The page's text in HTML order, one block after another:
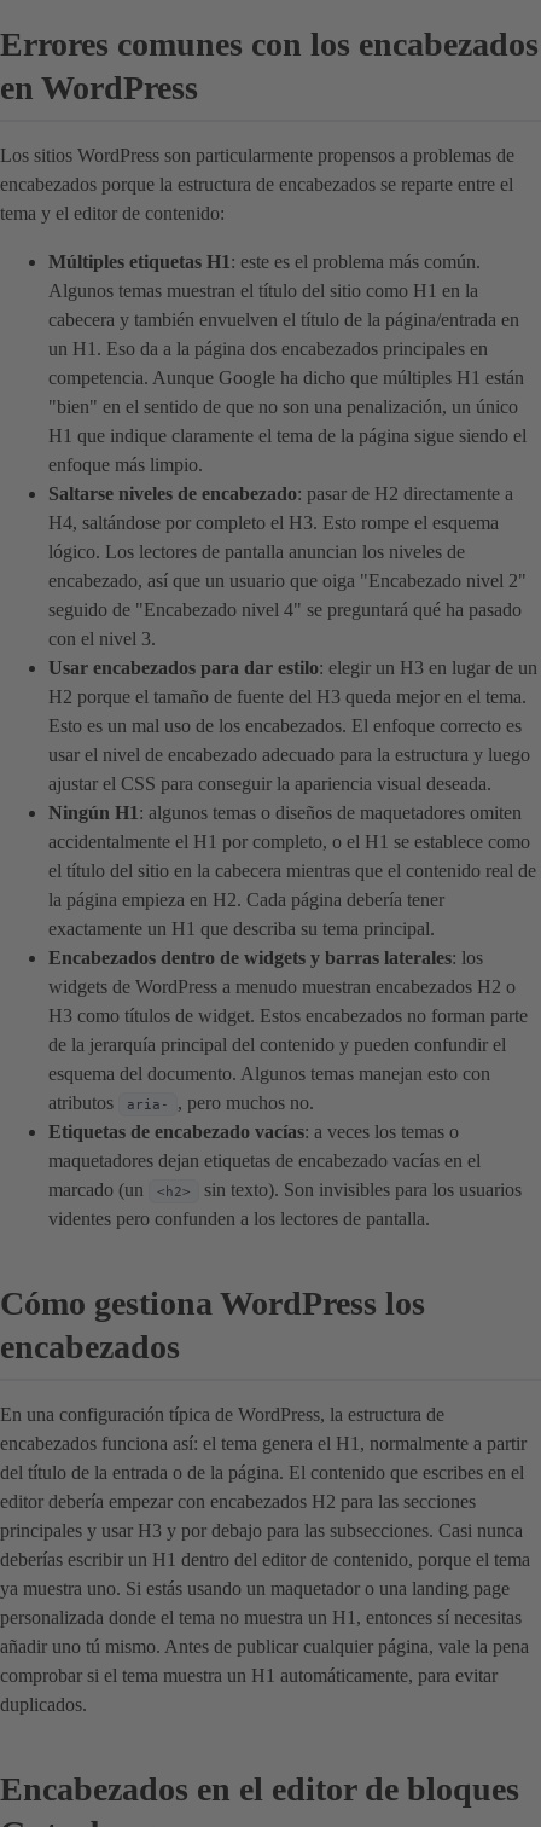
Errores comunes con los encabezados
en WordPress
Los sitios WordPress son particularmente propensos a problemas de
encabezados porque la estructura de encabezados se reparte entre el
tema y el editor de contenido:
Múltiples etiquetas H1: este es el problema más común.
Algunos temas muestran el título del sitio como H1 en la
cabecera y también envuelven el título de la página/entrada en
un H1. Eso da a la página dos encabezados principales en
competencia. Aunque Google ha dicho que múltiples H1 están
"bien" en el sentido de que no son una penalización, un único
H1 que indique claramente el tema de la página sigue siendo el
enfoque más limpio.
Saltarse niveles de encabezado: pasar de H2 directamente a
H4, saltándose por completo el H3. Esto rompe el esquema
lógico. Los lectores de pantalla anuncian los niveles de
encabezado, así que un usuario que oiga "Encabezado nivel 2"
seguido de "Encabezado nivel 4" se preguntará qué ha pasado
con el nivel 3.
Usar encabezados para dar estilo: elegir un H3 en lugar de un
H2 porque el tamaño de fuente del H3 queda mejor en el tema.
Esto es un mal uso de los encabezados. El enfoque correcto es
usar el nivel de encabezado adecuado para la estructura y luego
ajustar el CSS para conseguir la apariencia visual deseada.
Ningún H1: algunos temas o diseños de maquetadores omiten
accidentalmente el H1 por completo, o el H1 se establece como
el título del sitio en la cabecera mientras que el contenido real de
la página empieza en H2. Cada página debería tener
exactamente un H1 que describa su tema principal.
Encabezados dentro de widgets y barras laterales: los
widgets de WordPress a menudo muestran encabezados H2 o
H3 como títulos de widget. Estos encabezados no forman parte
de la jerarquía principal del contenido y pueden confundir el
esquema del documento. Algunos temas manejan esto con
atributos
aria-
, pero muchos no.
Etiquetas de encabezado vacías: a veces los temas o
maquetadores dejan etiquetas de encabezado vacías en el
marcado (un
<h2>
sin texto). Son invisibles para los usuarios
videntes pero confunden a los lectores de pantalla.
Cómo gestiona WordPress los
encabezados
En una configuración típica de WordPress, la estructura de
encabezados funciona así: el tema genera el H1, normalmente a partir
del título de la entrada o de la página. El contenido que escribes en el
editor debería empezar con encabezados H2 para las secciones
principales y usar H3 y por debajo para las subsecciones. Casi nunca
deberías escribir un H1 dentro del editor de contenido, porque el tema
ya muestra uno. Si estás usando un maquetador o una landing page
personalizada donde el tema no muestra un H1, entonces sí necesitas
añadir uno tú mismo. Antes de publicar cualquier página, vale la pena
comprobar si el tema muestra un H1 automáticamente, para evitar
duplicados.
Encabezados en el editor de bloques